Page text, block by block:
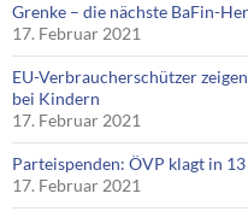
Grenke – die nächste BaFin-
17. Februar 2021
EU-Verbraucherschützer
bei Kindern
17. Februar 2021
Parteispenden: ÖVP klagt in
17. Februar 2021